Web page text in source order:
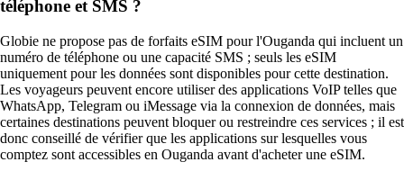
téléphone et SMS ?
Globie ne propose pas de forfaits eSIM pour l'Ouganda qui incluent un
numéro de téléphone ou une capacité SMS ; seuls les eSIM
uniquement pour les données sont disponibles pour cette destination.
Les voyageurs peuvent encore utiliser des applications VoIP telles que
WhatsApp, Telegram ou iMessage via la connexion de données, mais
certaines destinations peuvent bloquer ou restreindre ces services ; il est
donc conseillé de vérifier que les applications sur lesquelles vous
comptez sont accessibles en Ouganda avant d'acheter une eSIM.